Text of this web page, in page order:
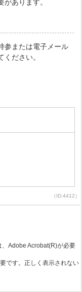
あります。
参または電子メール
ださい。
（ID:4412）
Adobe Acrobat(R)が必要
です。正しく表示されない